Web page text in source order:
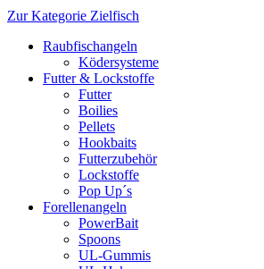
Zur Kategorie Zielfisch
Raubfischangeln
Ködersysteme
Futter & Lockstoffe
Futter
Boilies
Pellets
Hookbaits
Futterzubehör
Lockstoffe
Pop Up´s
Forellenangeln
PowerBait
Spoons
UL-Gummis